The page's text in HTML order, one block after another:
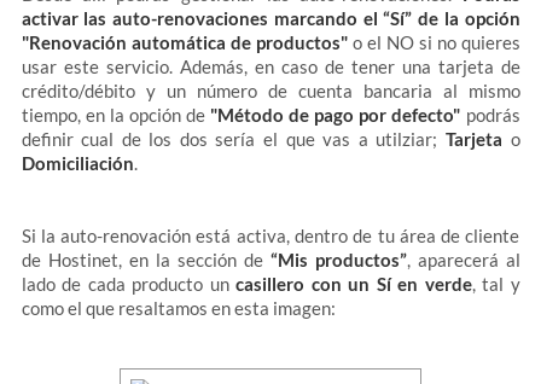
activar las auto-renovaciones marcando el “Sí” de la opción
"Renovación automática de productos"o el NO si no quieres
usar este servicio. Además, en caso de tener una tarjeta de
crédito/débito y un número de cuenta bancaria al mismo
tiempo, en la opción de "Método de pago por defecto" podrás
definir cual de los dos sería el que vas a utilziar; Tarjeta o
Domiciliación.
Si la auto-renovación está activa, dentro de tu área de cliente
de Hostinet, en la sección de“Mis productos”, aparecerá al
lado de cada producto uncasillero con un Sí en verde, tal y
como el que resaltamos en esta imagen: